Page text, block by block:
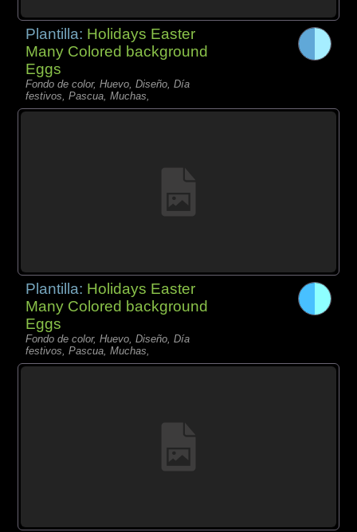
Plantilla: Holidays Easter
Many Colored background
Eggs
Fondo de color, Huevo, Diseño, Día
festivos, Pascua, Muchas,
Plantilla: Holidays Easter
Many Colored background
Eggs
Fondo de color, Huevo, Diseño, Día
festivos, Pascua, Muchas,